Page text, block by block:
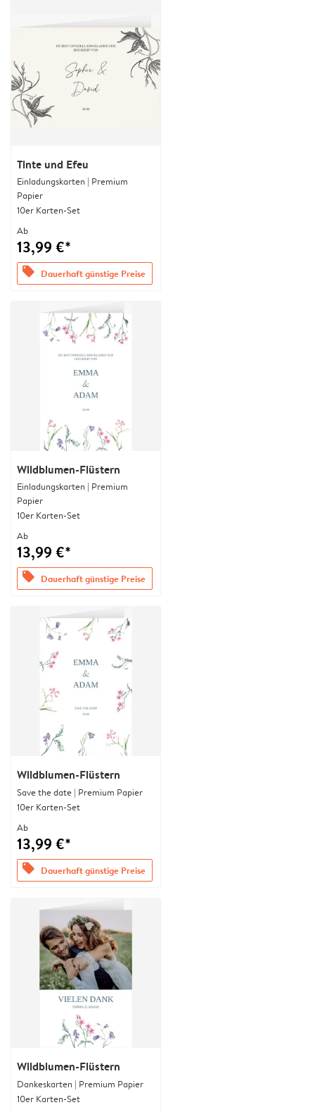
Tinte und Efeu
Einladungskarten | Premium
Papier
10er Karten-Set
Ab
13,99 €*
offers Dauerhaft günstige Preise
Wildblumen-Flüstern
Einladungskarten | Premium
Papier
10er Karten-Set
Ab
13,99 €*
offers Dauerhaft günstige Preise
Wildblumen-Flüstern
Save the date | Premium Papier
10er Karten-Set
Ab
13,99 €*
offers Dauerhaft günstige Preise
Wildblumen-Flüstern
Dankeskarten | Premium Papier
10er Karten-Set